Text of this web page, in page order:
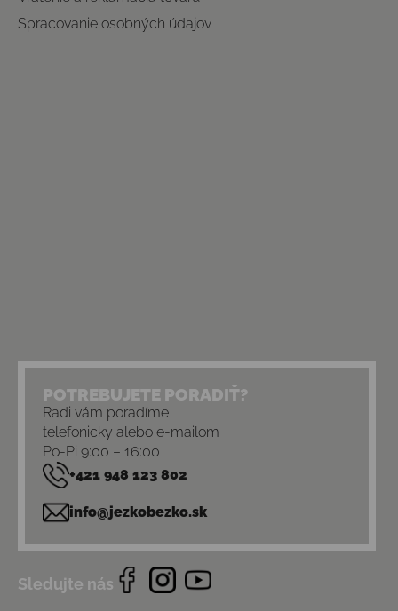
Spracovanie osobných údajov
POTREBUJETE PORADIŤ?
Radi vám poradíme
telefonicky alebo e-mailom
Po-Pi 9:00 – 16:00
+421 948 123 802
info@jezkobezko.sk
Sledujte nás